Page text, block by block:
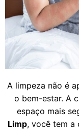
A limpeza não é
o bem-estar. A
espaço mais
Limp, você tem a